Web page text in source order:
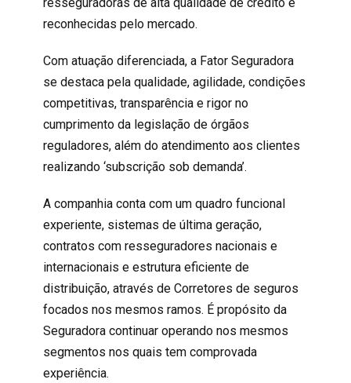
reconhecidas pelo mercado.
Com atuação diferenciada, a Fator Seguradora
se destaca pela qualidade, agilidade, condições
competitivas, transparência e rigor no
cumprimento da legislação de órgãos
reguladores, além do atendimento aos clientes
realizando ‘subscrição sob demanda’.
A companhia conta com um quadro funcional
experiente, sistemas de última geração,
contratos com resseguradores nacionais e
internacionais e estrutura eficiente de
distribuição, através de Corretores de seguros
focados nos mesmos ramos. É propósito da
Seguradora continuar operando nos mesmos
segmentos nos quais tem comprovada
experiência.